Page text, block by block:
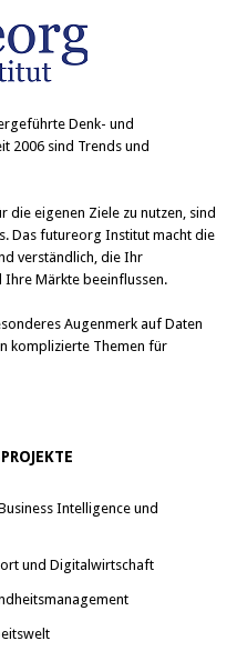
Denk- und
2006 sind Trends und
die eigenen Ziele zu nutzen, sind
Das futureorg Institut macht die
verständlich, die Ihr
Märkte beeinflussen.
Augenmerk auf Daten
komplizierte Themen für
Intelligence und
und Digitalwirtschaft